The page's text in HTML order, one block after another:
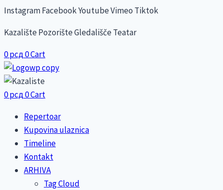
Skip
content
InstagramFacebookYoutubeVimeo Tiktok
Kazalište Pozorište Gledališče Teatar
0рсд0Cart
0рсд0Cart
Repertoar
Kupovina ulaznica
Timeline
Kontakt
ARHIVA
Tag Cloud